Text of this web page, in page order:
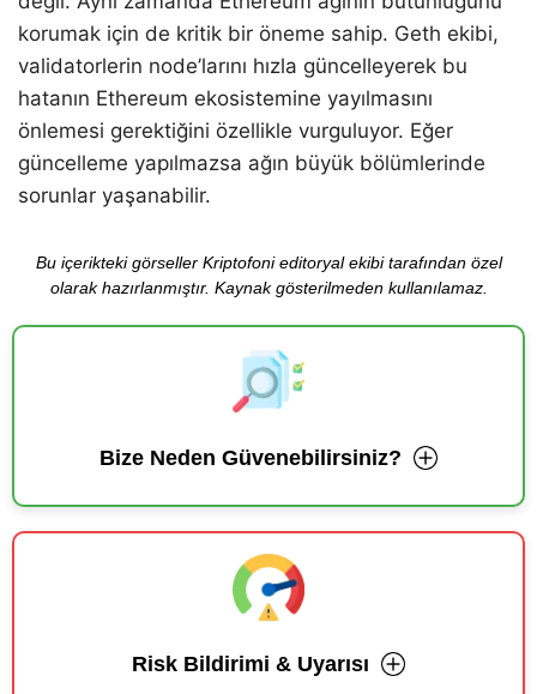
korumak için de kritik bir öneme sahip. Geth ekibi,
validatorlerin node’larını hızla güncelleyerek bu
hatanın Ethereum ekosistemine yayılmasını
önlemesi gerektiğini özellikle vurguluyor. Eğer
güncelleme yapılmazsa ağın büyük bölümlerinde
sorunlar yaşanabilir.
Bu içerikteki görseller Kriptofoni editoryal ekibi tarafından özel
olarak hazırlanmıştır. Kaynak gösterilmeden kullanılamaz.
Bize Neden Güvenebilirsiniz?
Risk Bildirimi & Uyarısı